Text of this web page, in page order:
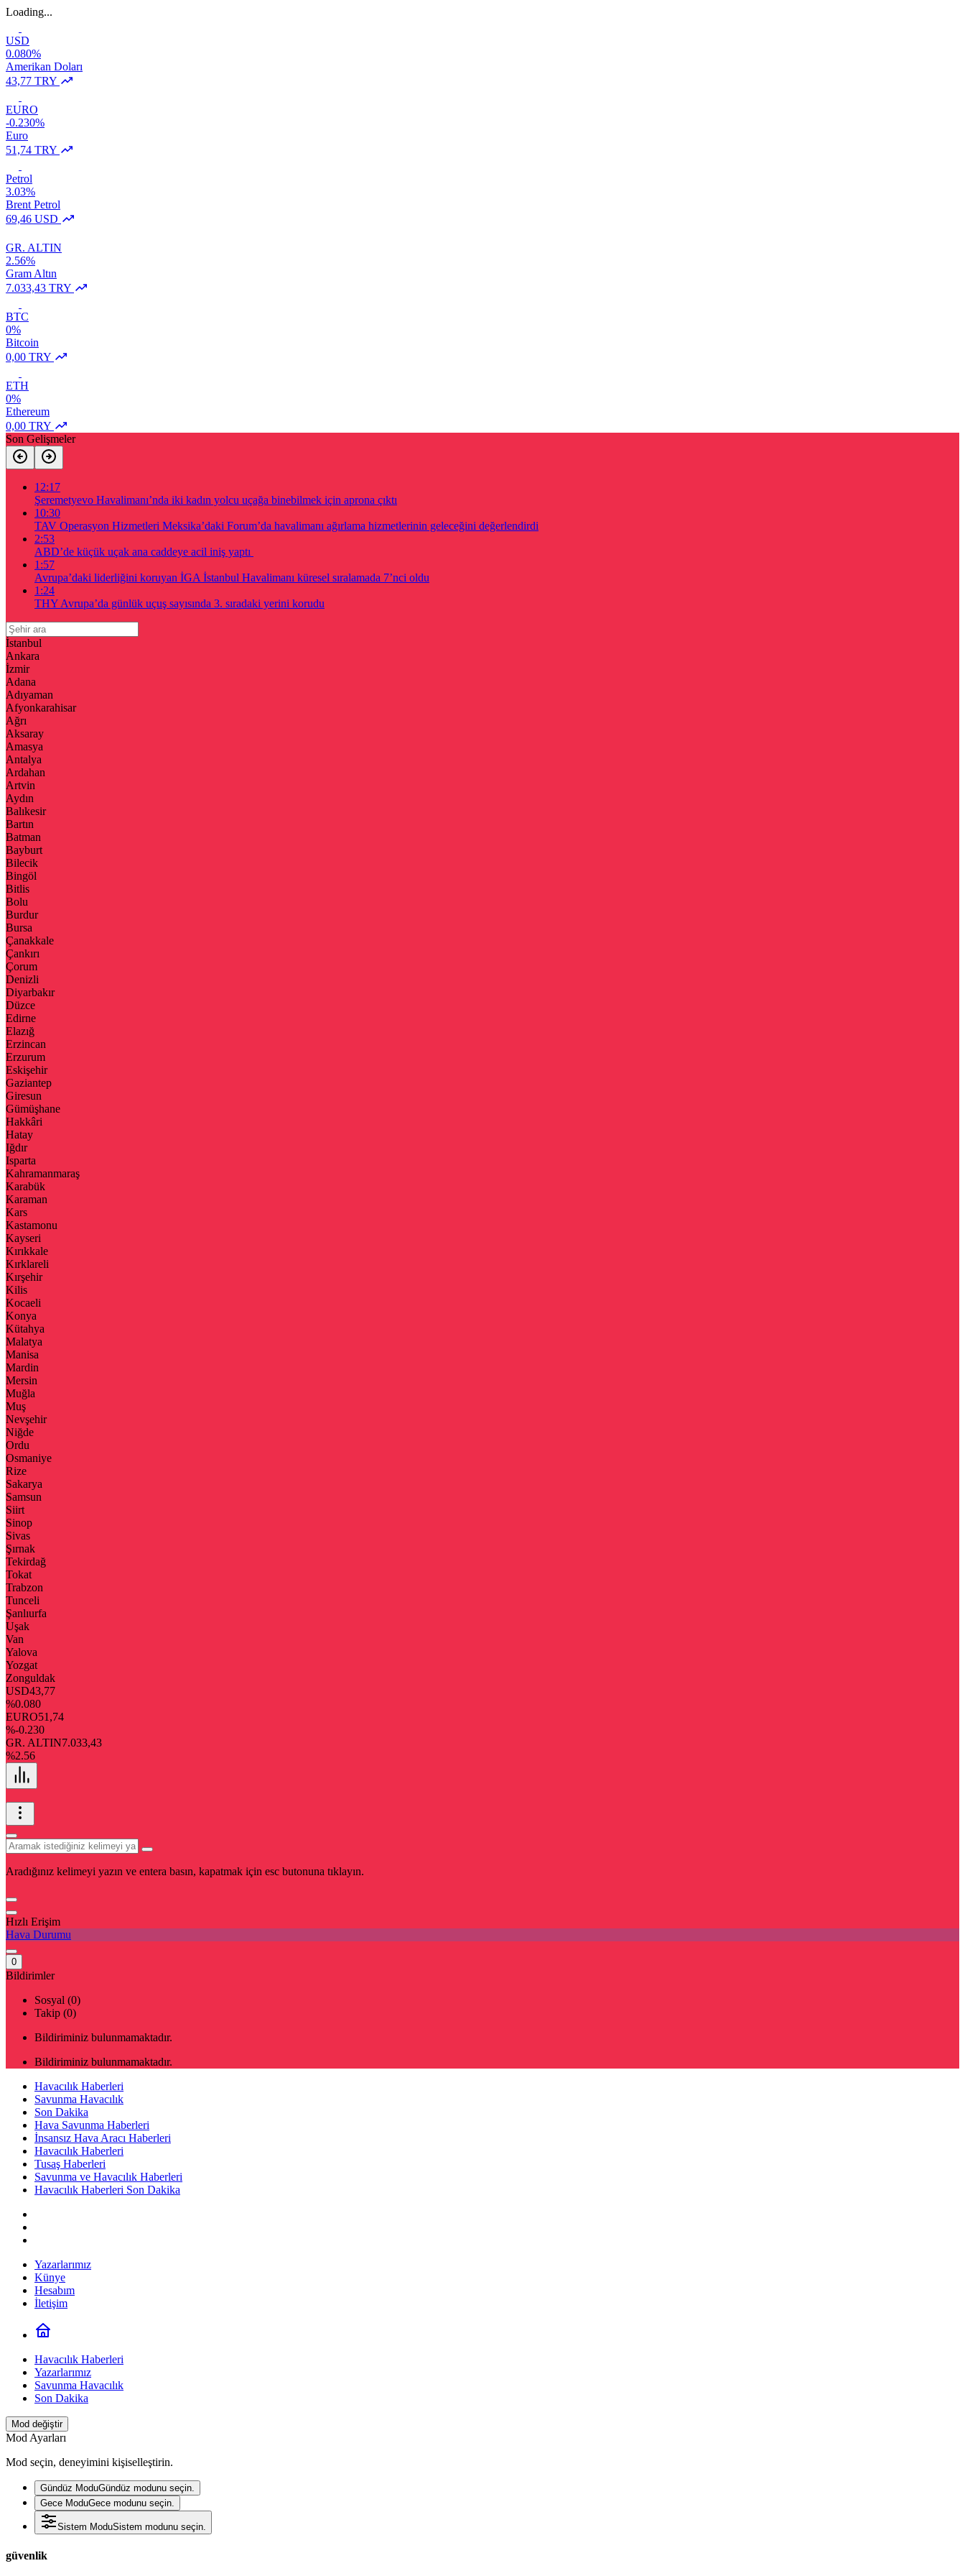
Loading...
USD
0.080%
Amerikan Doları
43,77 TRY
EURO
-0.230%
Euro
51,74 TRY
Petrol
3.03%
Brent Petrol
69,46 USD
GR. ALTIN
2.56%
Gram Altın
7.033,43 TRY
BTC
0%
Bitcoin
0,00 TRY
ETH
0%
Ethereum
0,00 TRY
Son Gelişmeler
12:17
Şeremetyevo Havalimanı’nda iki kadın yolcu uçağa binebilmek için aprona çıktı
10:30
TAV Operasyon Hizmetleri Meksika’daki Forum’da havalimanı ağırlama hizmetlerinin geleceğini değerlendirdi
2:53
ABD’de küçük uçak ana caddeye acil iniş yaptı
1:57
Avrupa’daki liderliğini koruyan İGA İstanbul Havalimanı küresel sıralamada 7’nci oldu
1:24
THY Avrupa’da günlük uçuş sayısında 3. sıradaki yerini korudu
İstanbul
Ankara
İzmir
Adana
Adıyaman
Afyonkarahisar
Ağrı
Aksaray
Amasya
Antalya
Ardahan
Artvin
Aydın
Balıkesir
Bartın
Batman
Bayburt
Bilecik
Bingöl
Bitlis
Bolu
Burdur
Bursa
Çanakkale
Çankırı
Çorum
Denizli
Diyarbakır
Düzce
Edirne
Elazığ
Erzincan
Erzurum
Eskişehir
Gaziantep
Giresun
Gümüşhane
Hakkâri
Hatay
Iğdır
Isparta
Kahramanmaraş
Karabük
Karaman
Kars
Kastamonu
Kayseri
Kırıkkale
Kırklareli
Kırşehir
Kilis
Kocaeli
Konya
Kütahya
Malatya
Manisa
Mardin
Mersin
Muğla
Muş
Nevşehir
Niğde
Ordu
Osmaniye
Rize
Sakarya
Samsun
Siirt
Sinop
Sivas
Şırnak
Tekirdağ
Tokat
Trabzon
Tunceli
Şanlıurfa
Uşak
Van
Yalova
Yozgat
Zonguldak
USD43,77
%0.080
EURO51,74
%-0.230
GR. ALTIN7.033,43
%2.56
Aradığınız kelimeyi yazın ve entera basın, kapatmak için esc butonuna tıklayın.
Hızlı Erişim
Hava Durumu
0
Bildirimler
Sosyal (0)
Takip (0)
Bildiriminiz bulunmamaktadır.
Bildiriminiz bulunmamaktadır.
Havacılık Haberleri
Savunma Havacılık
Son Dakika
Hava Savunma Haberleri
İnsansız Hava Aracı Haberleri
Havacılık Haberleri
Tusaş Haberleri
Savunma ve Havacılık Haberleri
Havacılık Haberleri Son Dakika
Yazarlarımız
Künye
Hesabım
İletişim
Havacılık Haberleri
Yazarlarımız
Savunma Havacılık
Son Dakika
Mod değiştir
Mod Ayarları
Mod seçin, deneyimini kişiselleştirin.
Gündüz ModuGündüz modunu seçin.
Gece ModuGece modunu seçin.
Sistem ModuSistem modunu seçin.
güvenlik